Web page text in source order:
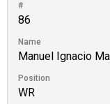
#
86
Name
Manuel Ignacio
Position
WR